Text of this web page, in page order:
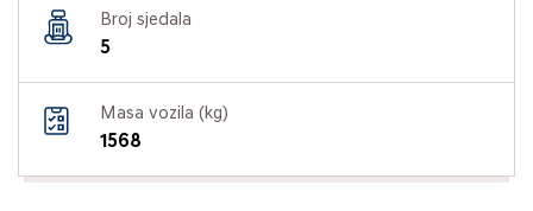
Broj sjedala
5
Masa vozila (kg)
1568